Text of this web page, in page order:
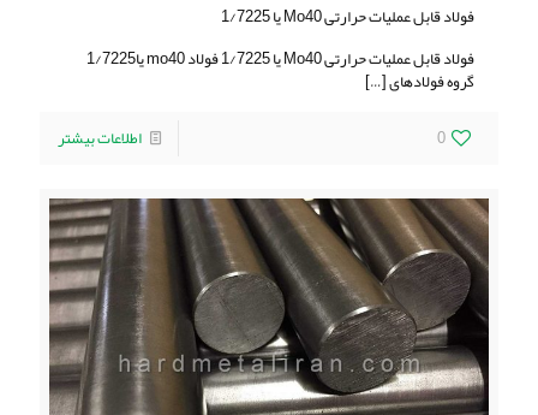
فولاد قابل عملیات حرارتی Mo40 یا 1/7225
فولاد قابل عملیات حرارتی Mo40 یا 1/7225 فولاد mo40 یا1/7225
گروه فولادهای[…]
0
اطلاعات بیشتر